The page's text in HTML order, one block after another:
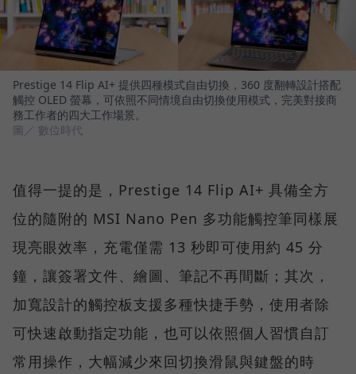
Prestige 14 Flip AI+ 提供四種模式自由切換，360 度翻轉設計搭配
觸控 OLED 螢幕，可依照不同情境自由切換使用模式，完美對接商
務工作者的四大工作場景。
圖／ 數位時代
值得一提的是，Prestige 14 Flip AI+ 具備全方
位的隨附的 MSI Nano Pen 多功能觸控筆同樣展
現亮眼效率，充電僅需 13 秒即可使用約 45 分
鐘，讓簽署文件、繪圖、筆記不再間斷；其次，
加寬設計的觸控板支援多種快捷手勢，使用者除
可快速啟動指定功能，也可以依照個人習慣自訂
常用操作，大幅減少來回切換滑鼠與鍵盤的時